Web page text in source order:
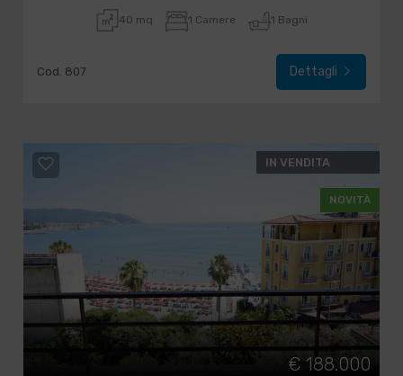
40 mq 1 Camere 1 Bagni
Cod. 807 Dettagli
IN VENDITA
NOVITÀ
€ 188.000